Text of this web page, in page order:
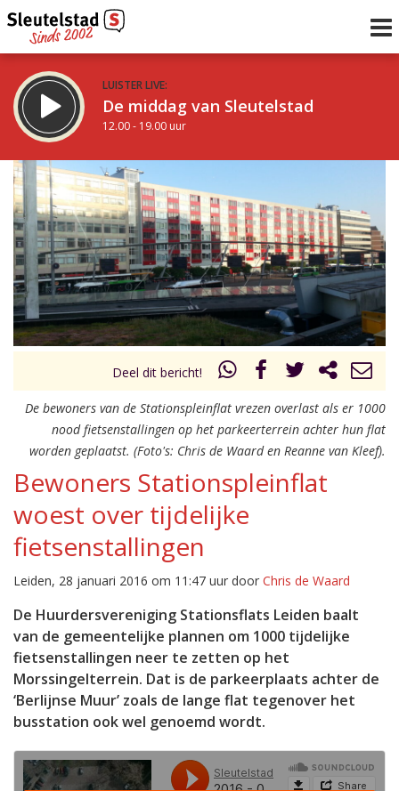
LUISTER LIVE:
De middag van Sleutelstad
12.00 - 19.00 uur
STRAKS:
De avond van Sleutelstad
19.00 - 22.00 uur
Vorig uur
uur 1 van 0 Volgend uur
Inklappen
Deel dit bericht!
De bewoners van de Stationspleinflat vrezen overlast als er 1000
nood fietsenstallingen op het parkeerterrein achter hun flat
worden geplaatst. (Foto's: Chris de Waard en Reanne van Kleef).
Bewoners Stationspleinflat
woest over tijdelijke
fietsenstallingen
Leiden, 28 januari 2016 om 11:47 uur door Chris de Waard
De Huurdersvereniging Stationsflats Leiden baalt
van de gemeentelijke plannen om 1000 tijdelijke
fietsenstallingen neer te zetten op het
Morssingelterrein. Dat is de parkeerplaats achter de
‘Berlijnse Muur’ zoals de lange flat tegenover het
busstation ook wel genoemd wordt.